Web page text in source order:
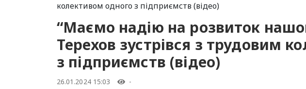
колективом одного з підприємств (відео)
“Маємо надію на розвиток
Терехов зустрівся з трудовим
з підприємств (відео)
26.01.2024 15:03
-